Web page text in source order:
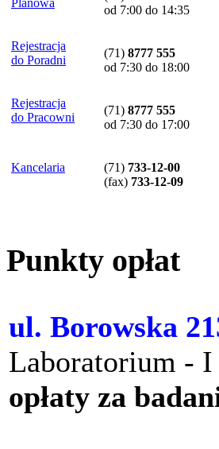
od 7:00 do 14:35
Rejestracja
do Poradni
(71) 8777 555
od 7:30 do 18:00
Rejestracja
do Pracowni
(71) 8777 555
od 7:30 do 17:00
Kancelaria (71) 733-12-00
(fax) 733-12-09
Punkty opłat
ul. Borowska
Laboratorium -
opłaty za